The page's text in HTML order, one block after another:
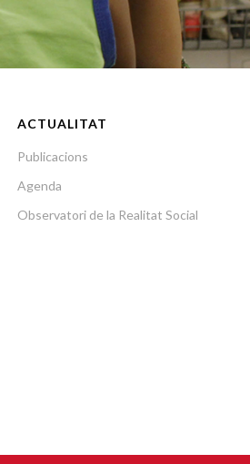
ACTUALITAT
Publicacions
Agenda
Observatori de la Realitat Social